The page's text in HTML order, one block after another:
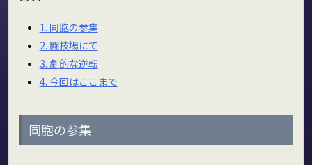
1. 同胞の参集
2. 闘技場にて
3. 劇的な逆転
4. 今回はここまで
同胞の参集